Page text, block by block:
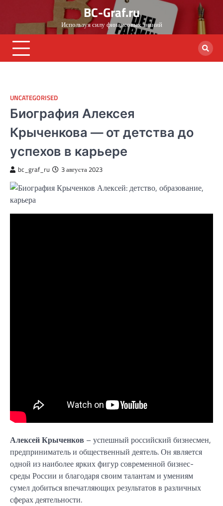
content
BC-Graf.ru
Используя силу финансовых знаний
UNCATEGORISED
Биография Алексея
Крыченкова — от детства до
успехов в карьере
bc_graf_ru 3 августа 2023
Алексей Крыченков – успешный российский бизнесмен,
предприниматель и общественный деятель. Он является
одной из наиболее ярких фигур современной бизнес-
среды России и благодаря своим талантам и умениям
сумел добиться впечатляющих результатов в различных
сферах деятельности.